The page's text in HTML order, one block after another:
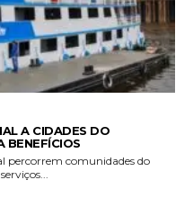
A CIDADES DO
BENEFÍCIOS
percorrem comunidades do